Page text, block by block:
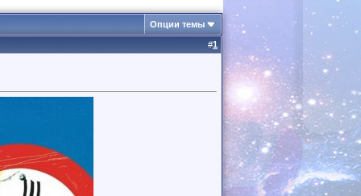
Опции темы
#1